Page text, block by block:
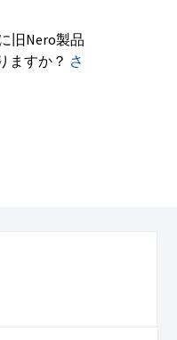
旧Nero製品
ますか？ さ